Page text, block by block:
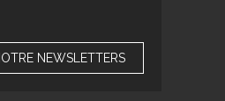
NEWSLETTERS